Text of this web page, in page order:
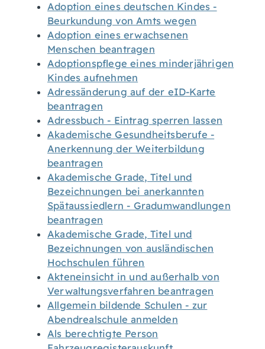
Adoption eines deutschen Kindes -
Beurkundung von Amts wegen
Adoption eines erwachsenen
Menschen beantragen
Adoptionspflege eines minderjährigen
Kindes aufnehmen
Adressänderung auf der eID-Karte
beantragen
Adressbuch - Eintrag sperren lassen
Akademische Gesundheitsberufe -
Anerkennung der Weiterbildung
beantragen
Akademische Grade, Titel und
Bezeichnungen bei anerkannten
Spätaussiedlern - Gradumwandlungen
beantragen
Akademische Grade, Titel und
Bezeichnungen von ausländischen
Hochschulen führen
Akteneinsicht in und außerhalb von
Verwaltungsverfahren beantragen
Allgemein bildende Schulen - zur
Abendrealschule anmelden
Als berechtigte Person